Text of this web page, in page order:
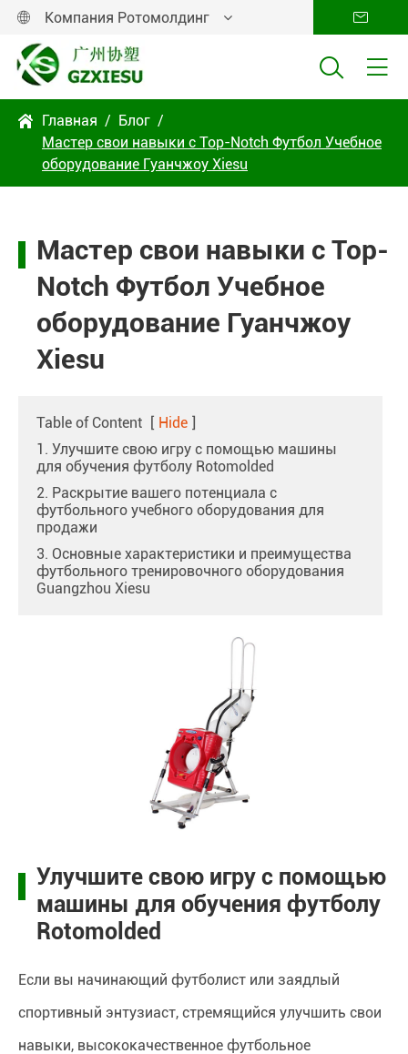
 Компания Ротомолдинг 
 
 Главная
Блог
Мастер свои навыки с Top-Notch Футбол Учебное
оборудование Гуанчжоу Xiesu
Мастер свои навыки с Top-
Notch Футбол Учебное
оборудование Гуанчжоу
Xiesu
Table of Content [ Hide ]
1. Улучшите свою игру с помощью машины
для обучения футболу Rotomolded
2. Раскрытие вашего потенциала с
футбольного учебного оборудования для
продажи
3. Основные характеристики и преимущества
футбольного тренировочного оборудования
Guangzhou Xiesu
Улучшите свою игру с помощью
машины для обучения футболу
Rotomolded
Если вы начинающий футболист или заядлый
спортивный энтузиаст, стремящийся улучшить свои
навыки, высококачественное футбольное